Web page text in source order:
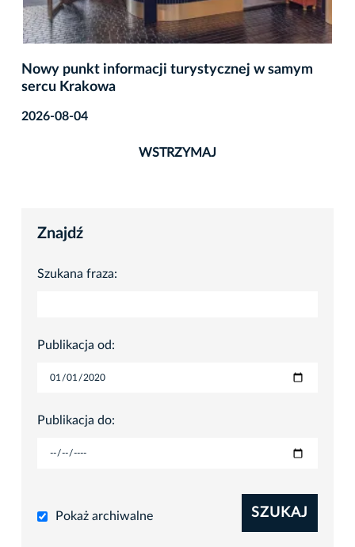
Nowy punkt informacji turystycznej w samym
sercu Krakowa
2026-08-04
WSTRZYMAJ
Znajdź
Szukana fraza:
Publikacja od:
Publikacja do:
Pokaż archiwalne SZUKAJ